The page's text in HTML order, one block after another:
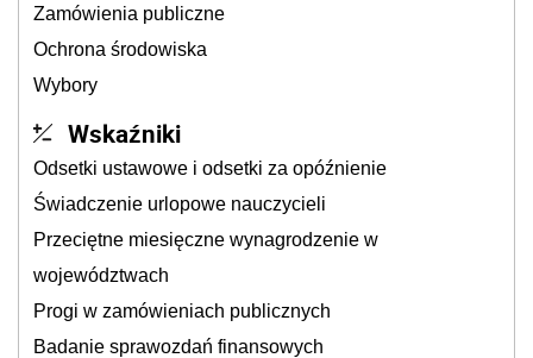
Zamówienia publiczne
Ochrona środowiska
Wybory
Wskaźniki
Odsetki ustawowe i odsetki za opóźnienie
Świadczenie urlopowe nauczycieli
Przeciętne miesięczne wynagrodzenie w
województwach
Progi w zamówieniach publicznych
Badanie sprawozdań finansowych